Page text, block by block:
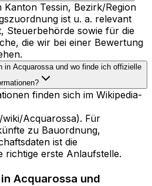
Tessin, Bezirk/Region
ist u. a. relevant
Steuerbehörde sowie für die
die wir bei einer Bewertung
in Acquarossa und wo finde ich offizielle
finden sich im Wikipedia-
Acquarossa). Für
zu Bauordnung,
ist die
richtige erste Anlaufstelle.
Acquarossa und